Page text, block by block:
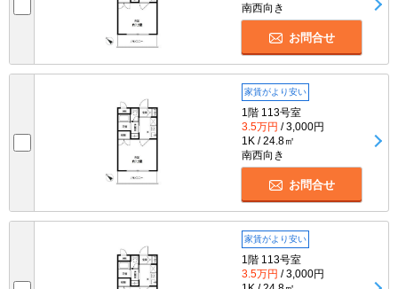
南西向き
お問合せ
家賃がより安い
1階 113号室
3.5万円 / 3,000円
1K / 24.8㎡
南西向き
お問合せ
家賃がより安い
1階 113号室
3.5万円 / 3,000円